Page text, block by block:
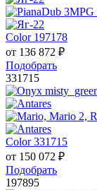
Color 197178
от 136 872 ₽
Подобрать
331715
Color 331715
от 150 072 ₽
Подобрать
197895